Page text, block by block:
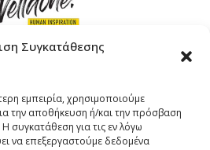
Συγκατάθεσης
εμπειρία, χρησιμοποιούμε
την αποθήκευση ή/και την πρόσβαση
συγκατάθεση για τις εν λόγω
να επεξεργαστούμε δεδομένα